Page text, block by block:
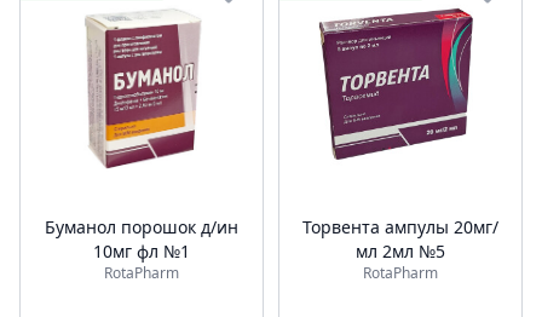
Буманол порошок д/ин
10мг фл №1
RotaPharm
Торвента ампулы 20мг/
мл 2мл №5
RotaPharm